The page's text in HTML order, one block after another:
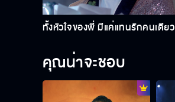
ทั้งหัวใจของพี่ มีแค่แทนรักคนเดียว
คุณน่าจะชอบ